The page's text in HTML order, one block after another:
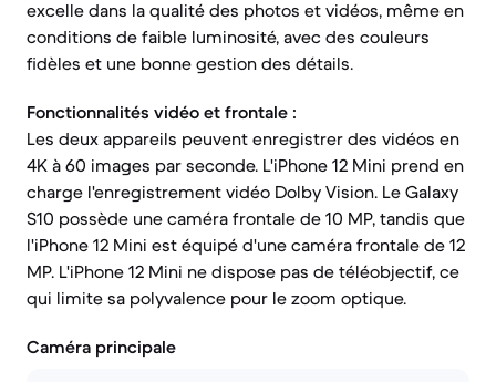
excelle dans la qualité des photos et vidéos, même en
conditions de faible luminosité, avec des couleurs
fidèles et une bonne gestion des détails.
Fonctionnalités vidéo et frontale :
Les deux appareils peuvent enregistrer des vidéos en
4K à 60 images par seconde. L'iPhone 12 Mini prend en
charge l'enregistrement vidéo Dolby Vision. Le Galaxy
S10 possède une caméra frontale de 10 MP, tandis que
l'iPhone 12 Mini est équipé d'une caméra frontale de 12
MP. L'iPhone 12 Mini ne dispose pas de téléobjectif, ce
qui limite sa polyvalence pour le zoom optique.
Caméra principale